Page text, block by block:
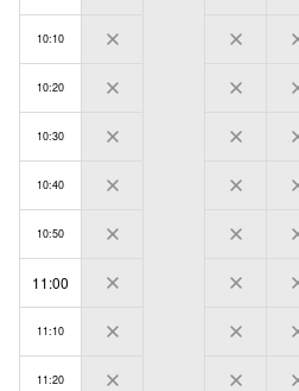
10:10
10:20
10:30
10:40
10:50
11:00
11:10
11:20